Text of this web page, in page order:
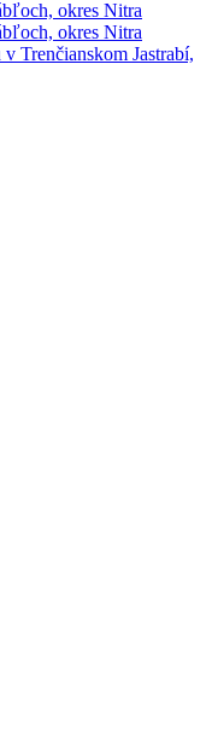
okres Nitra
okres Nitra
Trenčianskom Jastrabí,